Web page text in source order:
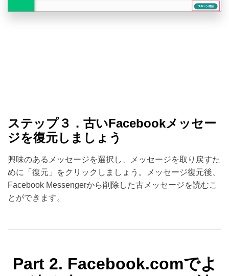
ステップ３．古いFacebookメッセー
ジを復元しましょう
興味のあるメッセージを選択し、メッセージを取り戻すた
めに「復元」をクリックしましょう。メッセージ復元後、
Facebook Messengerから削除した古メッセージを読むこ
とができます。
Part 2. Facebook.comでよ